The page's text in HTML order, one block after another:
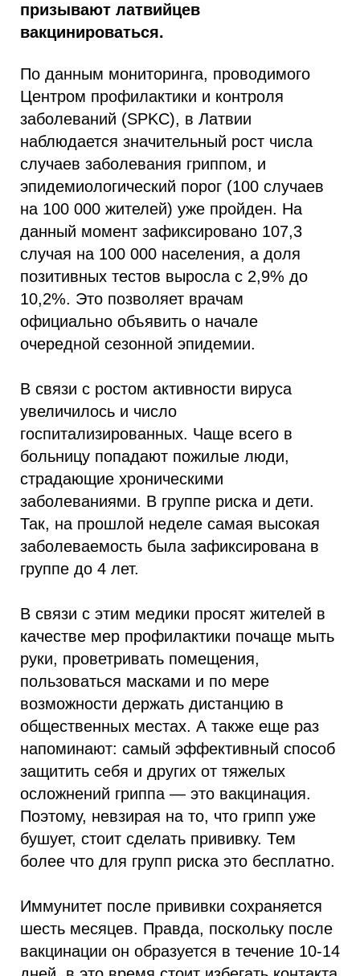
призывают латвийцев
вакцинироваться.
По данным мониторинга, проводимого
Центром профилактики и контроля
заболеваний (SPKC), в Латвии
наблюдается значительный рост числа
случаев заболевания гриппом, и
эпидемиологический порог (100 случаев
на 100 000 жителей) уже пройден. На
данный момент зафиксировано 107,3
случая на 100 000 населения, а доля
позитивных тестов выросла с 2,9% до
10,2%. Это позволяет врачам
официально объявить о начале
очередной сезонной эпидемии.
В связи с ростом активности вируса
увеличилось и число
госпитализированных. Чаще всего в
больницу попадают пожилые люди,
страдающие хроническими
заболеваниями. В группе риска и дети.
Так, на прошлой неделе самая высокая
заболеваемость была зафиксирована в
группе до 4 лет.
В связи с этим медики просят жителей в
качестве мер профилактики почаще мыть
руки, проветривать помещения,
пользоваться масками и по мере
возможности держать дистанцию в
общественных местах. А также еще раз
напоминают: самый эффективный способ
защитить себя и других от тяжелых
осложнений гриппа — это вакцинация.
Поэтому, невзирая на то, что грипп уже
бушует, стоит сделать прививку. Тем
более что для групп риска это бесплатно.
Иммунитет после прививки сохраняется
шесть месяцев. Правда, поскольку после
вакцинации он образуется в течение 10-14